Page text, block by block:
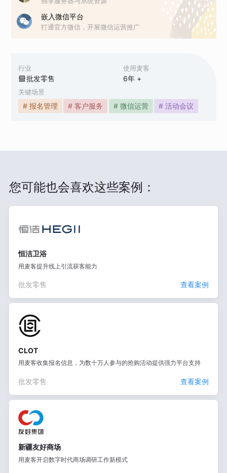
行业
批发零售
使用麦客
6年 +
关键场景
# 报名管理 # 客户服务 # 微信运营 # 活动会议
嵌入微信平台
打通官方微信，开展微信运营推广
您可能也会喜欢这些案例：
恒洁卫浴
用麦客提升线上引流获客能力
批发零售 查看案例
CLOT
用麦客收集报名信息，为数十万人参与的抢购活动提供强力平台支持
批发零售 查看案例
新疆友好商场
用麦客开启数字时代商场调研工作新模式